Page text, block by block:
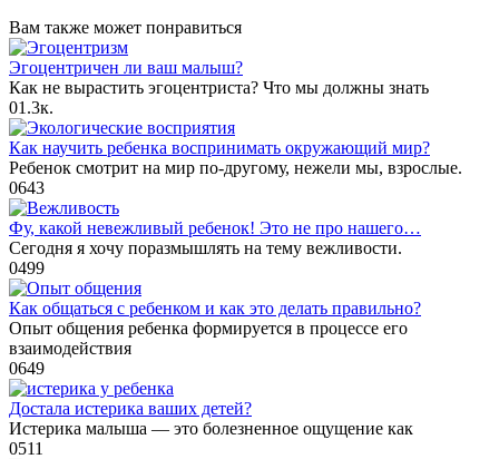
Вам также может понравиться
Эгоцентричен ли ваш малыш?
Как не вырастить эгоцентриста? Что мы должны знать
01.3к.
Как научить ребенка воспринимать окружающий мир?
Ребенок смотрит на мир по-другому, нежели мы, взрослые.
0643
Фу, какой невежливый ребенок! Это не про нашего…
Сегодня я хочу поразмышлять на тему вежливости.
0499
Как общаться с ребенком и как это делать правильно?
Опыт общения ребенка формируется в процессе его
взаимодействия
0649
Достала истерика ваших детей?
Истерика малыша — это болезненное ощущение как
0511